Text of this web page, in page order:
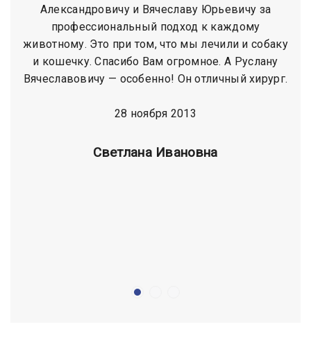
Александровичу и Вячеславу Юрьевичу за
профессиональный подход к каждому
животному. Это при том, что мы лечили и собаку
и кошечку. Спасибо Вам огромное. А Руслану
Вячеславовичу — особенно! Он отличный хирург.
28 ноября 2013
Cветлана Ивановна